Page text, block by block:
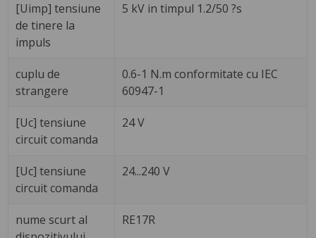
[Uimp] tensiune
de tinere la
impuls
5 kV in timpul 1.2/50 ?s
cuplu de
strangere
0.6-1 N.m conformitate cu IEC
60947-1
[Uc] tensiune
circuit comanda
24 V
[Uc] tensiune
circuit comanda
24...240 V
nume scurt al
RE17R